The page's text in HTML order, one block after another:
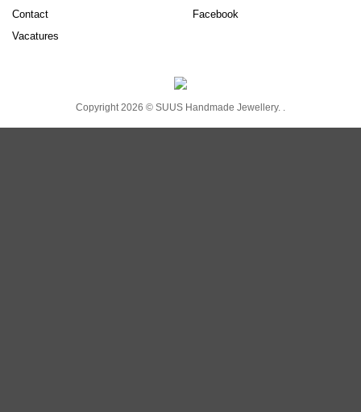
Contact
Vacatures
Facebook
Copyright 2026 © SUUS Handmade Jewellery. .